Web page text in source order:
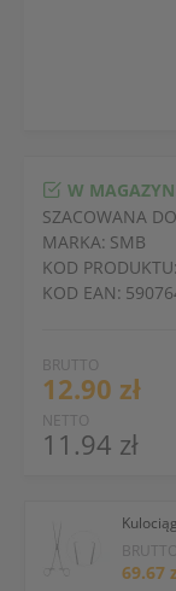
BRUTTO
12.90 zł
NETTO
11.94 zł
W
SZACOWANA
MARKA: SMB
KOD PRODUKTU:
KOD EAN:
BRUTTO
69.67